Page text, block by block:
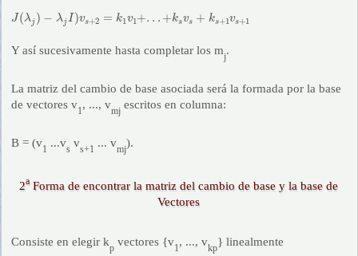
J (λj ) − λjI)vs+2 = k1v1+. . . +ksvs + ks+1vs+1
J(λj − v +2 +. s k s+ + 1
Y así sucesivamente hasta completar los mj.
La matriz del cambio de base asociada será la formada por la base
de vectores v1 , ..., vmj escritos en columna:
B = (v1 ...vs vs+1 ... vmj).
2aForma de encontrar la matriz del cambio de base y la base de
Vectores
Consiste en elegir kp vectores {v1 , ..., vkp} linealmente